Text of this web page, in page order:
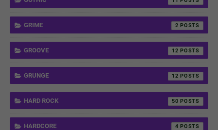
GRIME 2
GROOVE 12
GRUNGE 12
HARD ROCK 50
HARDCORE 4